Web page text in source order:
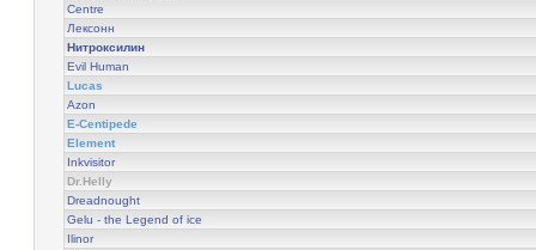
Centre
Лексонн
Нитроксилин
Evil Human
Lucas
Azon
E-Centipede
Element
Inkvisitor
Dr.Helly
Dreadnought
Gelu - the Legend of ice
Ilinor